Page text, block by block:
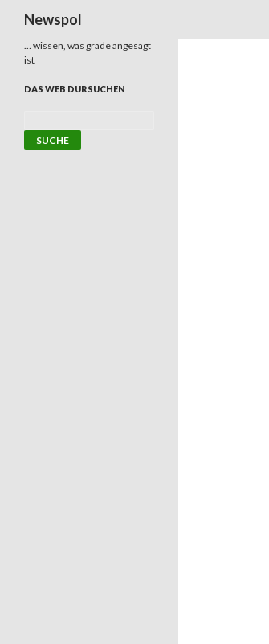
Newspol
… wissen, was grade angesagt
ist
DAS WEB DURSUCHEN